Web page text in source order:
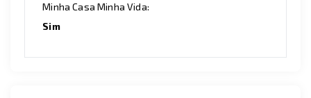
Minha Casa Minha Vida:
Sim